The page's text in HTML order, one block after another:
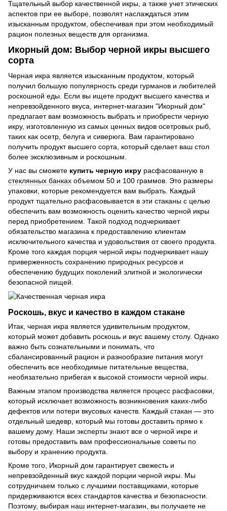
Тщательный выбор качественной икры, а также учет этических
аспектов при ее выборе, позволят наслаждаться этим
изысканным продуктом, обеспечивая при этом необходимый
рацион полезных веществ для организма.
Икорный дом: Выбор черной икры высшего
сорта
Черная икра является изысканным продуктом, который
получил большую популярность среди гурманов и любителей
роскошной еды. Если вы ищете продукт высшего качества и
непревзойденного вкуса, интернет-магазин "Икорный дом"
предлагает вам возможность выбрать и приобрести черную
икру, изготовленную из самых ценных видов осетровых рыб,
таких как осетр, белуга и сиверюга. Вам гарантировано
получить продукт высшего сорта, который сделает ваш стол
более эксклюзивным и роскошным.
У нас вы сможете купить черную икру расфасованную в
стеклянных банках объемом 50 и 100 граммов. Это размеры
упаковки, которые рекомендуется вам выбрать. Каждый
продукт тщательно расфасовывается в эти стаканы с целью
обеспечить вам возможность оценить качество черной икры
перед приобретением. Такой подход подчеркивает
обязательство магазина к предоставлению клиентам
исключительного качества и удовольствия от своего продукта.
Кроме того каждая порция черной икры подчеркивает нашу
приверженность сохранению природных ресурсов и
обеспечению будущих поколений элитной и экологически
безопасной пищей.
Роскошь, вкус и качество в каждом стакане
Итак, черная икра является удивительным продуктом,
который может добавить роскошь и вкус вашему столу. Однако
важно быть сознательными и понимать, что
сбалансированный рацион и разнообразие питания могут
обеспечить все необходимые питательные вещества,
необязательно прибегая к высокой стоимости черной икры.
Важным этапом производства является процесс расфасовки,
который исключает возможность возникновения каких-либо
дефектов или потери вкусовых качеств. Каждый стакан — это
отдельный шедевр, который мы готовы доставить прямо к
вашему дому. Наши эксперты знают все о черной икре и
готовы предоставить вам профессиональные советы по
выбору и хранению продукта.
Кроме того, Икорный дом гарантирует свежесть и
непревзойденный вкус каждой порции черной икры. Мы
сотрудничаем только с лучшими поставщиками, которые
придерживаются всех стандартов качества и безопасности.
Поэтому, выбирая наш интернет-магазин, вы получаете не